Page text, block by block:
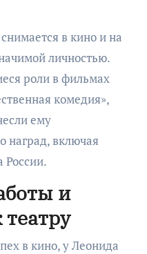
в кино и на
личностью.
роли в фильмах
комедия»,
ему
наград, включая
России.
и
в кино, у Леонида